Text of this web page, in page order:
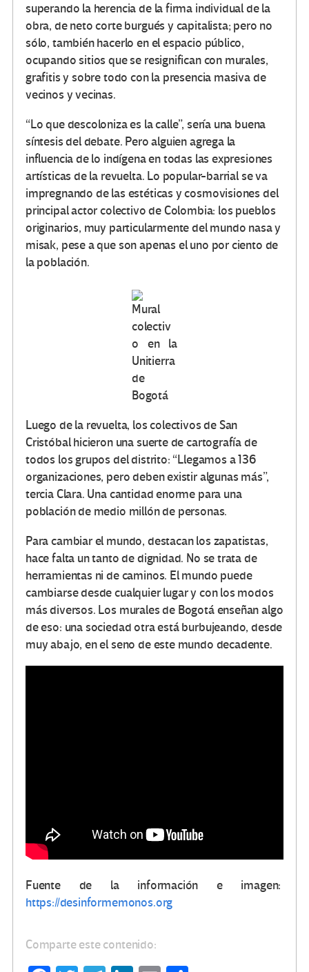
superando la herencia de la firma individual de la
obra, de neto corte burgués y capitalista; pero no
sólo, también hacerlo en el espacio público,
ocupando sitios que se resignifican con murales,
grafitis y sobre todo con la presencia masiva de
vecinos y vecinas.
“Lo que descoloniza es la calle”, sería una buena
síntesis del debate. Pero alguien agrega la
influencia de lo indígena en todas las expresiones
artísticas de la revuelta. Lo popular-barrial se va
impregnando de las estéticas y cosmovisiones del
principal actor colectivo de Colombia: los pueblos
originarios, muy particularmente del mundo nasa y
misak, pese a que son apenas el uno por ciento de
la población.
Mural
colectiv
o en la
Unitierra
de
Bogotá
Luego de la revuelta, los colectivos de San
Cristóbal hicieron una suerte de cartografía de
todos los grupos del distrito: “Llegamos a 136
organizaciones, pero deben existir algunas más”,
tercia Clara. Una cantidad enorme para una
población de medio millón de personas.
Para cambiar el mundo, destacan los zapatistas,
hace falta un tanto de dignidad. No se trata de
herramientas ni de caminos. El mundo puede
cambiarse desde cualquier lugar y con los modos
más diversos. Los murales de Bogotá enseñan algo
de eso: una sociedad otra está burbujeando, desde
muy abajo, en el seno de este mundo decadente.
Fuente de la información e imagen:
https://desinformemonos.org
Comparte este contenido: